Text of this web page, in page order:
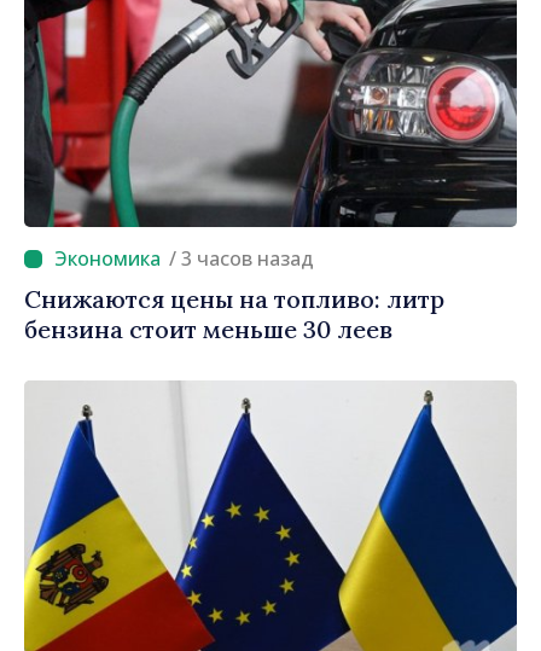
/ 3 часов назад
Снижаются цены на топливо: литр
бензина стоит меньше 30 леев